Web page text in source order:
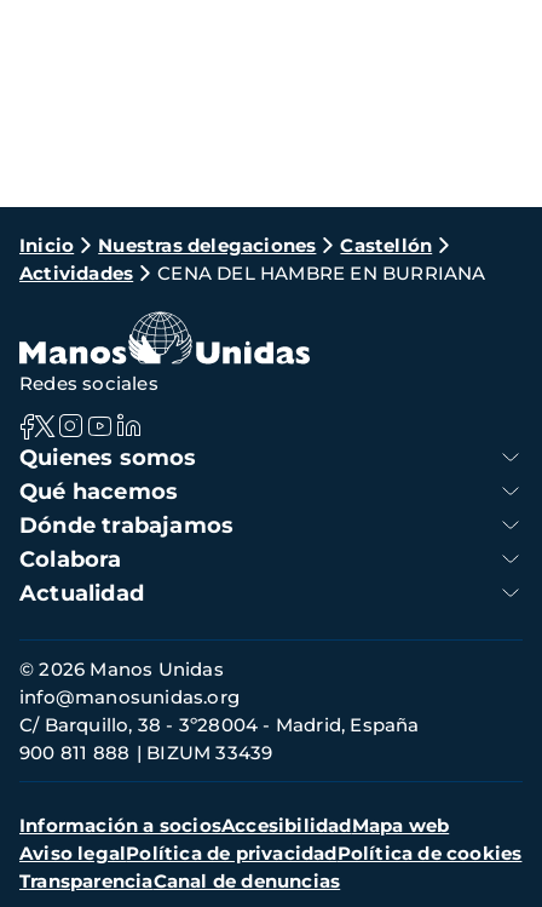
Ruta
de
navegación
Inicio Nuestras delegaciones
Castellón
Actividades
CENA DEL HAMBRE EN BURRIANA
Navegación
principal
Quienes somos
Qué hacemos
Dónde trabajamos
Colabora
Actualidad
Redes sociales
Información
de
contacto
© 2026 Manos Unidas
C/ Barquillo, 38 - 3º28004 - Madrid, España
900 811 888
BIZUM 33439
info@manosunidas.org
Menú
secundario
Información a sociosAccesibilidadMapa web
Aviso legalPolítica de privacidadPolítica de cookies
TransparenciaCanal de denuncias